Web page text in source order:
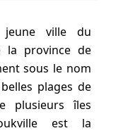
ville du
la province de
sous le nom
plages de
plusieurs îles
est la